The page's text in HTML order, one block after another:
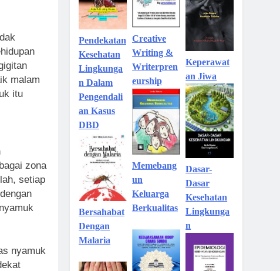
malam
itu
zona
setiap
nyamuk
Pendekatan
Kesehatan
Lingkunga
n Dalam
Pengendali
an Kasus
DBD
Bersahabat
Dengan
Malaria
Creative
Writing &
Writerpren
eurship
Memebang
un
Keluarga
Berkualitas
Keperawat
an Jiwa
Dasar-
Dasar
Kesehatan
Lingkunga
n